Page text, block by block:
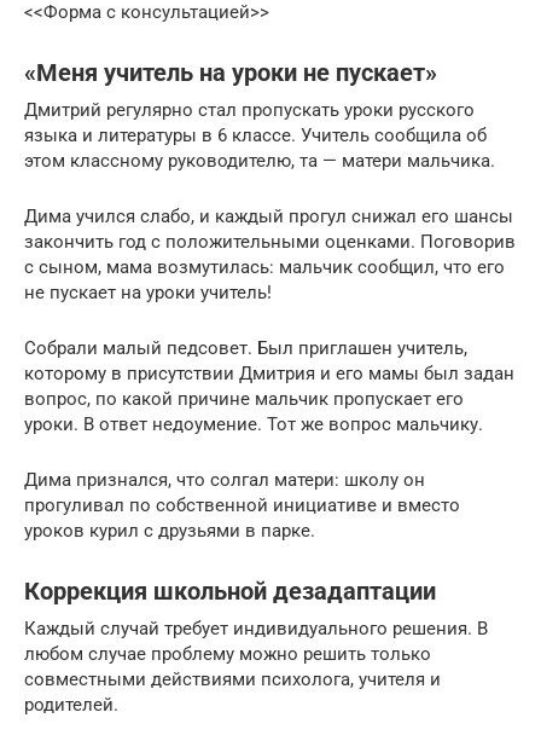
<<Форма с консультацией>>
«Меня учитель на уроки не пускает»
Дмитрий регулярно стал пропускать уроки русского
языка и литературы в 6 классе. Учитель сообщила об
этом классному руководителю, та — матери мальчика.
Дима учился слабо, и каждый прогул снижал его шансы
закончить год с положительными оценками. Поговорив
с сыном, мама возмутилась: мальчик сообщил, что его
не пускает на уроки учитель!
Собрали малый педсовет. Был приглашен учитель,
которому в присутствии Дмитрия и его мамы был задан
вопрос, по какой причине мальчик пропускает его
уроки. В ответ недоумение. Тот же вопрос мальчику.
Дима признался, что солгал матери: школу он
прогуливал по собственной инициативе и вместо
уроков курил с друзьями в парке.
Коррекция школьной дезадаптации
Каждый случай требует индивидуального решения. В
любом случае проблему можно решить только
совместными действиями психолога, учителя и
родителей.